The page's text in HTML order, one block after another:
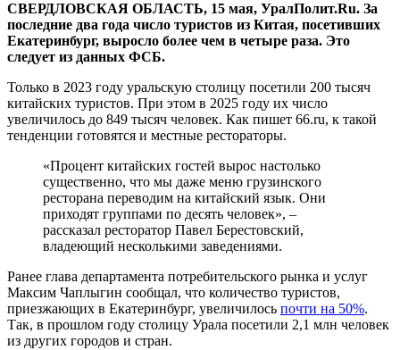
СВЕРДЛОВСКАЯ ОБЛАСТЬ, 15 мая, УралПолит.Ru. За
последние два года число туристов из Китая, посетивших
Екатеринбург, выросло более чем в четыре раза. Это
следует из данных ФСБ.
Только в 2023 году уральскую столицу посетили 200 тысяч
китайских туристов. При этом в 2025 году их число
увеличилось до 849 тысяч человек. Как пишет 66.ru, к такой
тенденции готовятся и местные рестораторы.
«Процент китайских гостей вырос настолько
существенно, что мы даже меню грузинского
ресторана переводим на китайский язык. Они
приходят группами по десять человек», –
рассказал ресторатор Павел Берестовский,
владеющий несколькими заведениями.
Ранее глава департамента потребительского рынка и услуг
Максим Чаплыгин сообщал, что количество туристов,
приезжающих в Екатеринбург, увеличилось почти на 50%.
Так, в прошлом году столицу Урала посетили 2,1 млн человек
из других городов и стран.